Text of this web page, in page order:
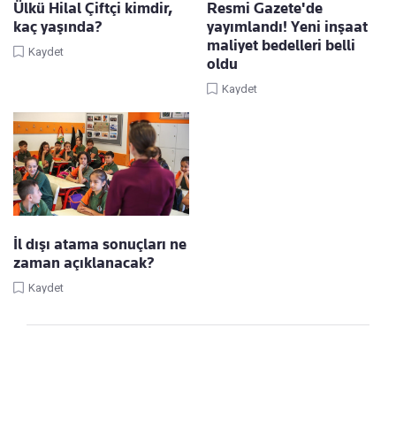
Ülkü Hilal Çiftçi kimdir,
kaç yaşında?
Kaydet
Resmi Gazete'de
yayımlandı! Yeni inşaat
maliyet bedelleri belli
oldu
Kaydet
İl dışı atama sonuçları ne
zaman açıklanacak?
Kaydet